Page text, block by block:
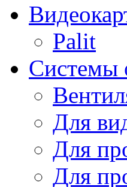
Palit
Системы
Для
Для
Для